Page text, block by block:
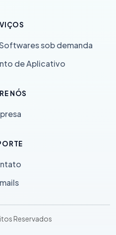
sob demanda
de Aplicativo
NÓS
Reservados